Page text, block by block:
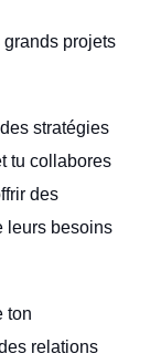
grands projets
stratégies
tu collabores
des
leurs besoins
ton
relations